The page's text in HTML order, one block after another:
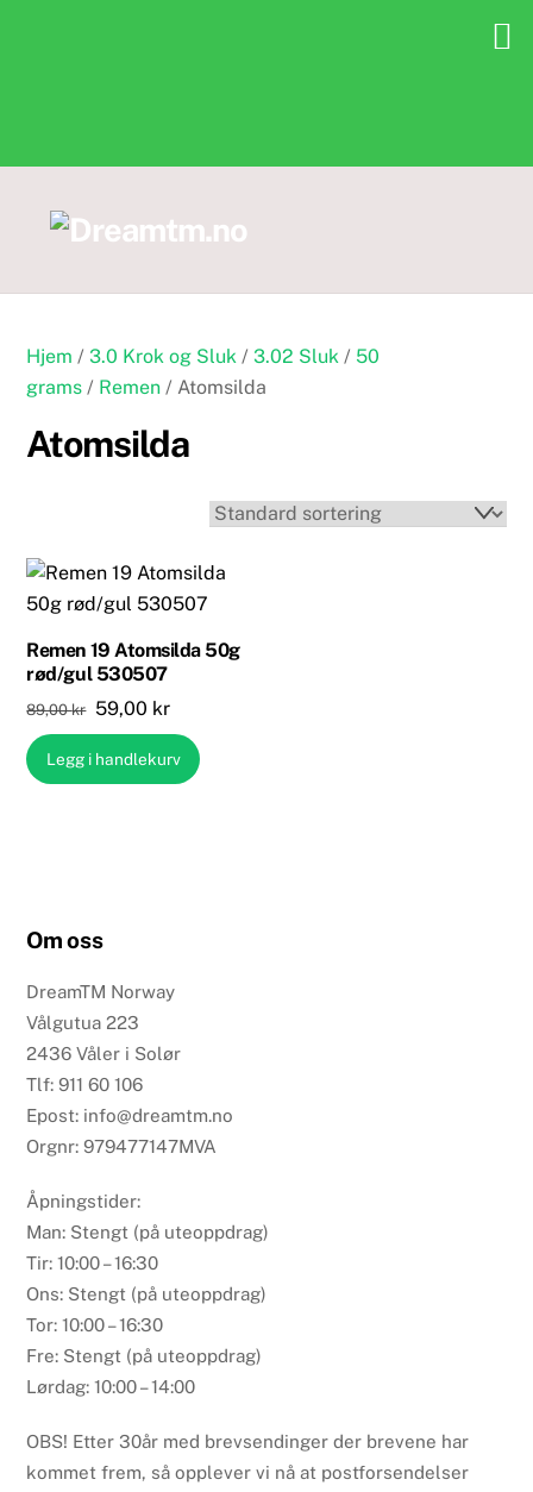
Hjem / 3.0 Krok og Sluk / 3.02 Sluk / 50
grams / Remen / Atomsilda
Atomsilda
Remen 19 Atomsilda 50g
rød/gul 530507
89,00kr Opprinnelig
pris
var:
59,00 krNåværende
pris
er:
Legg i handlekurv
Om oss
DreamTM Norway
Vålgutua 223
2436 Våler i Solør
Tlf: 911 60 106
Epost: info@dreamtm.no
Orgnr: 979477147MVA
Åpningstider:
Man: Stengt (på uteoppdrag)
Tir: 10:00 – 16:30
Ons: Stengt (på uteoppdrag)
Tor: 10:00 – 16:30
Fre: Stengt (på uteoppdrag)
Lørdag: 10:00 – 14:00
OBS! Etter 30år med brevsendinger der brevene har
kommet frem, så opplever vi nå at postforsendelser